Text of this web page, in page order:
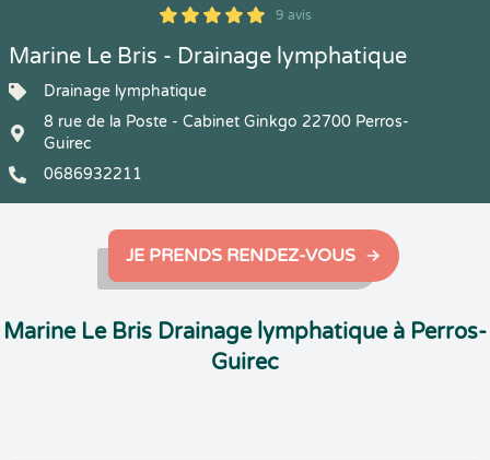
5
1
5
9 9 avis
Marine Le Bris - Drainage lymphatique
Drainage lymphatique
8 rue de la Poste - Cabinet Ginkgo 22700 Perros-
Guirec
0686932211
JE PRENDS RENDEZ-VOUS
Marine Le Bris Drainage lymphatique à Perros-
Guirec